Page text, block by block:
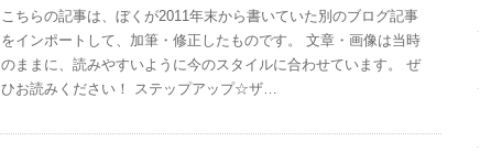
こちらの記事は、ぼくが2011年末から書いていた別のブログ記事
をインポートして、加筆・修正したものです。 文章・画像は当時
のままに、読みやすいように今のスタイルに合わせています。 ぜ
ひお読みください！ ステップアップ☆ザ…